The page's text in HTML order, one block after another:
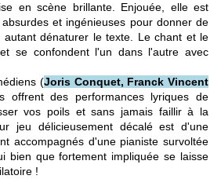
en scène brillante. Enjouée, elle est
et ingénieuses pour donner de
autant dénaturer le texte. Le chant et le
se confondent l'un dans l'autre avec
(Joris Conquet, Franck Vincent
offrent des performances lyriques de
vos poils et sans jamais faillir à la
jeu délicieusement décalé est d'une
accompagnés d'une pianiste survoltée
bien que fortement impliquée se laisse
!